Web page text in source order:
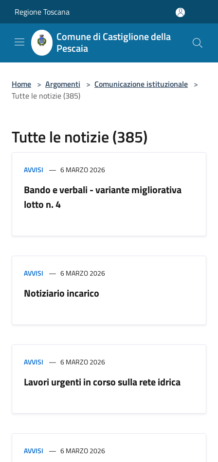
Regione Toscana
Comune di Castiglione della
Pescaia
Home > Argomenti > Comunicazione istituzionale >
Tutte le notizie (385)
Tutte le notizie (385)
AVVISI 6 MARZO 2026
Bando e verbali - variante migliorativa
lotto n. 4
AVVISI 6 MARZO 2026
Notiziario incarico
AVVISI 6 MARZO 2026
Lavori urgenti in corso sulla rete idrica
AVVISI 6 MARZO 2026